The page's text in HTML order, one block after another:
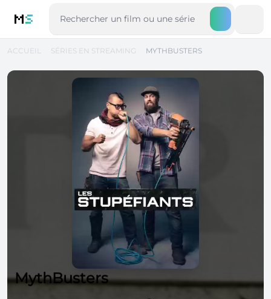
MS
ACCUEIL SÉRIES EN STREAMING MYTHBUSTERS
MythBusters